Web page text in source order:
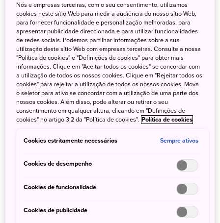
Crédito: Sugarmoo / Shutterstock
Na cidade de Saga, entre o fim de outubro e os primeiros
dias de novembro, acontece o Festival Internacional do
Balão de Sagaonde o céu fica colorido pelos gigantes
balões que competem entre si, é um espetáculo para os
olhos! Na mesma localização, oFestival Karatsu Kunchi
ocorre no início do mês de novembro para celebrar o
outono, com tradição de mais de 400 anos.
Para seguir curtindo algo mais tradicional, mas também
Torneio de
Sumô de Fukuoka
que acontece entre meados e o fim de
E se você gosta de movimento, pode se inscrever na
Nós e empresas terceiras, com o seu consentimento, utilizamos
cookies neste sítio Web para medir a audiência do nosso sítio Web,
para fornecer funcionalidade e personalização melhoradas, para
apresentar publicidade direccionada e para utilizar funcionalidades
de redes sociais. Podemos partilhar informações sobre a sua
utilização deste sítio Web com empresas terceiras. Consulte a nossa
"Política de cookies" e "Definições de cookies" para obter mais
informações. Clique em "Aceitar todos os cookies" se concordar com
a utilização de todos os nossos cookies. Clique em "Rejeitar todos os
cookies" para rejeitar a utilização de todos os nossos cookies. Mova
o seletor para ativo se concordar com a utilização de uma parte dos
nossos cookies. Além disso, pode alterar ou retirar o seu
consentimento em qualquer altura, clicando em "Definições de
cookies" no artigo 3.2 da "Política de cookies". Política de cookies
Cookies estritamente necessários Sempre ativos
Cookies de desempenho
Cookies de funcionalidade
Cookies de publicidade